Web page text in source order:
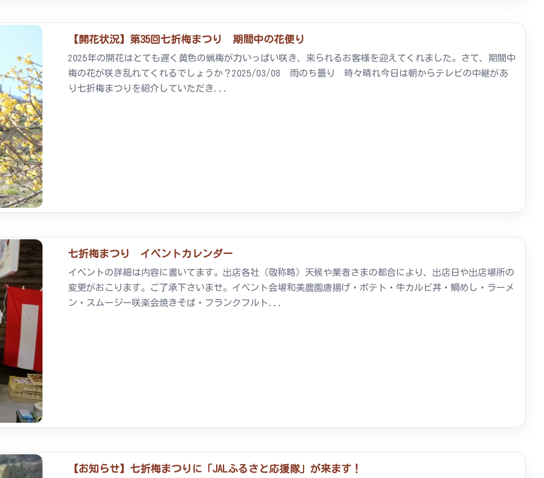
【開花状況】第35回七折梅まつり 期間中の花便り
2025年の開花はとても遅く黄色の蝋梅が力いっぱい咲き、来られるお客様を迎えてくれました。さて、期間中
梅の花が咲き乱れてくれるでしょうか？2025/03/08 雨のち曇り 時々晴れ今日は朝からテレビの中継があ
り七折梅まつりを紹介していただき...
七折梅まつり イベントカレンダー
イベントの詳細は内容に書いてます。出店各社（敬称略）天候や業者さまの都合により、出店日や出店場所の
変更がおこります。ご了承下さいませ。イベント会場和美農園唐揚げ・ポテト・牛カルビ丼・鯛めし・ラーメ
ン・スムージー咲楽会焼きそば・フランクフルト...
【お知らせ】七折梅まつりに「JALふるさと応援隊」が来ます！